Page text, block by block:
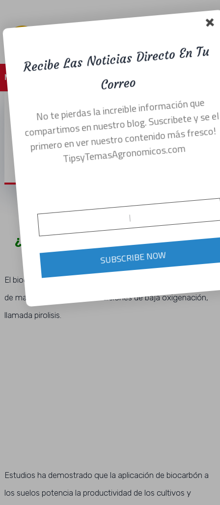
Menu
¿ Que es el Biocarbon y
como utilizarlo ?
agosto 31, 2022
¿ QUE ES EL BIOCARBON Y COMO
UTILIZARLO ?
El biocarbón, es carbón vegetal producido por combustión
de materia orgánica en condiciones de baja oxigenación,
llamada pirolisis.
Estudios ha demostrado que la aplicación de biocarbón a
los suelos potencia la productividad de los cultivos y
Recibe Las Noticias Directo En Tu
Correo
No te pierdas la increible información que
compartimos en nuestro blog. Suscribete y se el
primero en ver nuestro contenido más fresco!
TipsyTemasAgronomicos.com
SUBSCRIBE NOW